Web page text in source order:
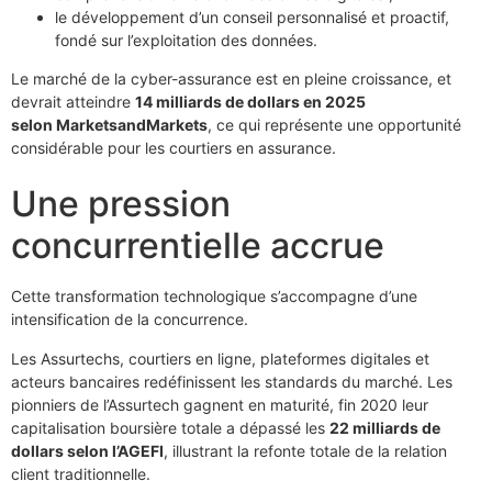
le développement d’un conseil personnalisé et proactif,
fondé sur l’exploitation des données.
Le marché de la cyber-assurance est en pleine croissance, et
devrait atteindre 14 milliards de dollars en 2025
selon MarketsandMarkets, ce qui représente une opportunité
considérable pour les courtiers en assurance.
Une pression
concurrentielle accrue
Cette transformation technologique s’accompagne d’une
intensification de la concurrence.
Les Assurtechs, courtiers en ligne, plateformes digitales et
acteurs bancaires redéfinissent les standards du marché. Les
pionniers de l’Assurtech gagnent en maturité, fin 2020 leur
capitalisation boursière totale a dépassé les 22 milliards de
dollars selon l’AGEFI, illustrant la refonte totale de la relation
client traditionnelle.